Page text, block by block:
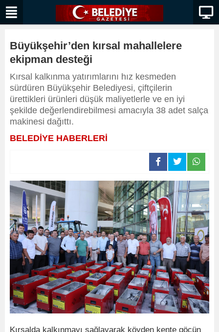
Büyükşehir’den kırsal mahallelere
ekipman desteği
Kırsal kalkınma yatırımlarını hız kesmeden
sürdüren Büyükşehir Belediyesi, çiftçilerin
ürettikleri ürünleri düşük maliyetlerle ve en iyi
şekilde değerlendirebilmesi amacıyla 38 adet salça
makinesi dağıttı.
BELEDİYE HABERLERİ
Kırsalda kalkınmayı sağlayarak köyden kente göçün